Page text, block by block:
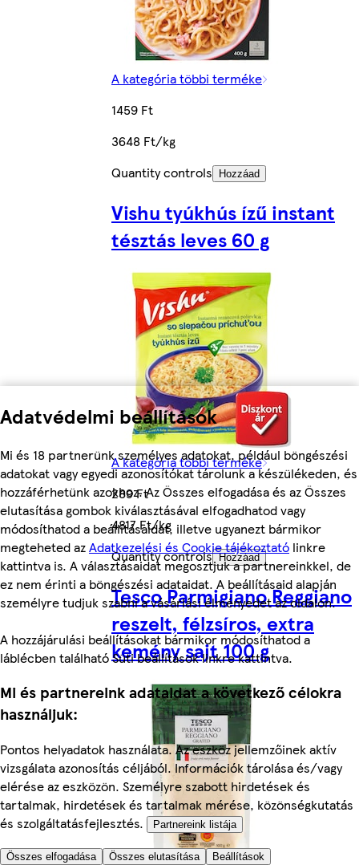
Adatvédelmi beállítások
Mi és 18 partnerünk személyes adatokat, például böngészési
adatokat vagy egyedi azonosítókat tárolunk a készülékeden, és
hozzáférhetünk azokhoz. Az Összes elfogadása és az Összes
elutasítása gombok kiválasztásával elfogadhatod vagy
módosíthatod a beállításaidat, illetve ugyanezt bármikor
megteheted azAdatkezelési és Cookie tájékoztató linkre
kattintva is. A választásaidat megosztjuk a partnereinkkel, de
ez nem érinti a böngészési adataidat. A beállításaid alapján
személyre tudjuk szabni a vásárlási élményedet az oldalon.
A hozzájárulási beállításokat bármikor módosíthatod a
láblécben található Süti beállítások linkre kattintva.
Mi és partnereink adataidat a következő célokra
használjuk:
Pontos helyadatok használata. Az eszköz jellemzőinek aktív
vizsgálata azonosítás céljából. Információk tárolása és/vagy
elérése az eszközön. Személyre szabott hirdetések és
tartalmak, hirdetések és tartalmak mérése, közönségkutatás
és szolgáltatásfejlesztés.
Partnereink listája
Összes elfogadása Összes elutasítása Beállítások
A kategória többi terméke
1459 Ft
3648 Ft/kg
Quantity controls
Hozzáad
Vishu tyúkhús ízű instant
tésztás leves 60 g
A kategória többi terméke
289 Ft
4817 Ft/kg
Quantity controls Hozzáad
Tesco Parmigiano Reggiano
reszelt, félzsíros, extra
kemény sajt 100 g